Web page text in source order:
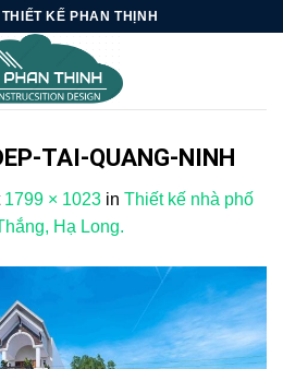
KẾ PHAN THỊNH
TAI-QUANG-NINH
1799 × 1023 in Thiết kế nhà phố
Hạ Long.